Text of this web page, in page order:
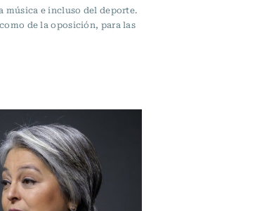
música e incluso del deporte.
de la oposición, para las